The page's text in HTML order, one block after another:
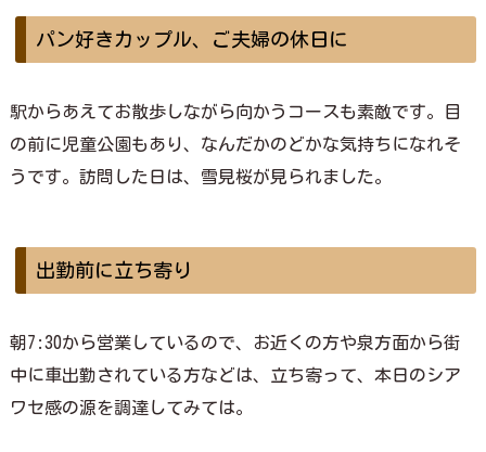
パン好きカップル、ご夫婦の休日に
駅からあえてお散歩しながら向かうコースも素敵です。目
の前に児童公園もあり、なんだかのどかな気持ちになれそ
うです。訪問した日は、雪見桜が見られました。
出勤前に立ち寄り
朝7:30から営業しているので、お近くの方や泉方面から街
中に車出勤されている方などは、立ち寄って、本日のシア
ワセ感の源を調達してみては。